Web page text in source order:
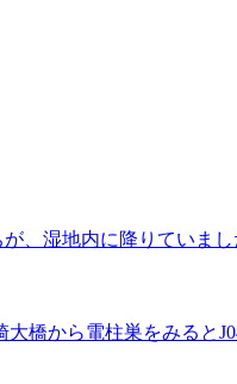
、湿地内に降りていま
大橋から電柱巣をみると